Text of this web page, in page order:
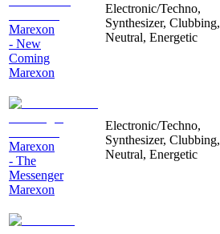
Marexon
- New
Coming
Marexon
Electronic/Techno,
Synthesizer, Clubbing,
Neutral, Energetic
Marexon
- The
Messenger
Marexon
Electronic/Techno,
Synthesizer, Clubbing,
Neutral, Energetic